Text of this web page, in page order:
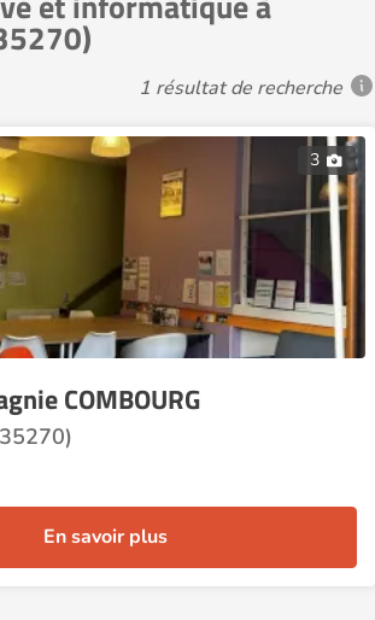
1 résultat de recherche
3
COMBOURG
En savoir plus